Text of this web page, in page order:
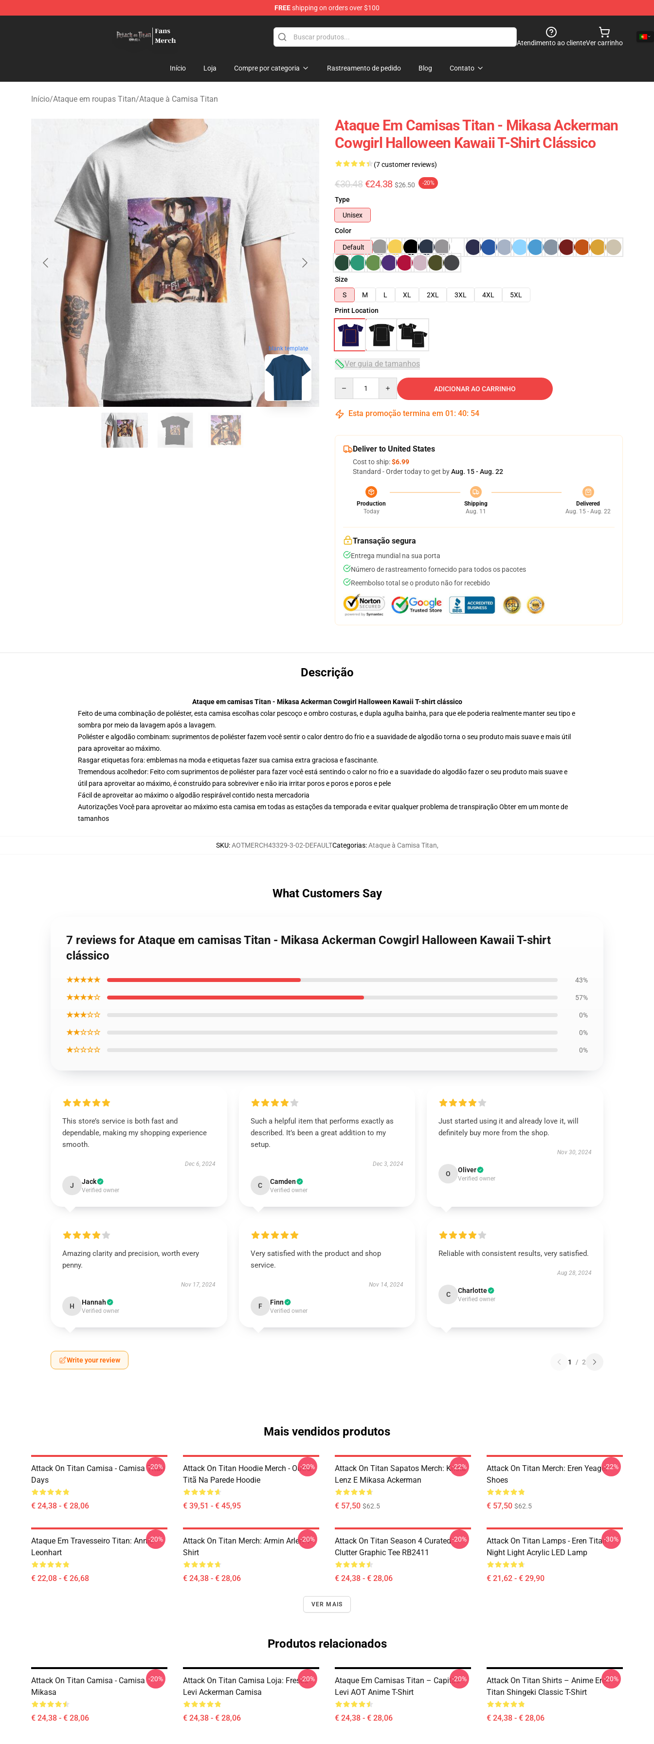
FREEshipping on orders over $100
Atendimento ao clienteVer carrinho
Início Loja Compre por categoria Rastreamento de pedido Blog Contato
Início/Ataque em roupas Titan/Ataque à Camisa Titan
blank template
Ataque Em Camisas Titan - Mikasa Ackerman
Cowgirl Halloween Kawaii T-Shirt Clássico
(7 customer reviews)
€30.48 €24.38 $26.50 -20%
Type
Unisex
Color
Default
Size
S
M L XL 2XL 3XL 4XL
5XL
Print Location
Ver guia de tamanhos
ADICIONAR AO CARRINHO
Esta promoção termina em 01 : 40: 53
Deliver to United States
Cost to ship:$6.99
Standard - Order today to get byAug. 15 - Aug. 22
Production
Today
Shipping
Aug. 11
Delivered
Aug. 15 - Aug. 22
Transação segura
Entrega mundial na sua porta
Número de rastreamento fornecido para todos os pacotes
Reembolso total se o produto não for recebido
Descrição
Ataque em camisas Titan - Mikasa Ackerman Cowgirl Halloween Kawaii T-shirt clássico
Feito de uma combinação de poliéster, esta camisa escolhas colar pescoço e ombro costuras, e dupla agulha bainha, para que ele poderia realmente manter seu tipo e
sombra por meio da lavagem após a lavagem.
Poliéster e algodão combinam: suprimentos de poliéster fazem você sentir o calor dentro do frio e a suavidade de algodão torna o seu produto mais suave e mais útil
para aproveitar ao máximo.
Rasgar etiquetas fora: emblemas na moda e etiquetas fazer sua camisa extra graciosa e fascinante.
Tremendous acolhedor: Feito com suprimentos de poliéster para fazer você está sentindo o calor no frio e a suavidade do algodão fazer o seu produto mais suave e
útil para aproveitar ao máximo, é construído para sobreviver e não iria irritar poros e poros e poros e pele
Fácil de aproveitar ao máximo o algodão respirável contido nesta mercadoria
Autorizações Você para aproveitar ao máximo esta camisa em todas as estações da temporada e evitar qualquer problema de transpiração Obter em um monte de
tamanhos
SKU:AOTMERCH43329-3-02-DEFAULTCategorias:Ataque à Camisa Titan,
What Customers Say
7 reviews for Ataque em camisas Titan - Mikasa Ackerman Cowgirl Halloween Kawaii T-shirt
clássico
★★★★★ 43%
★★★★☆ 57%
★★★☆☆ 0%
★★☆☆☆ 0%
★☆☆☆☆ 0%
This store’s service is both fast and
dependable, making my shopping experience
smooth.
Dec 6, 2024
J Jack
Verified owner
Such a helpful item that performs exactly as
described. It’s been a great addition to my
setup.
Dec 3, 2024
C Camden
Verified owner
Just started using it and already love it, will
definitely buy more from the shop.
Nov 30, 2024
O Oliver
Verified owner
Amazing clarity and precision, worth every
penny.
Nov 17, 2024
H Hannah
Verified owner
Very satisfied with the product and shop
service.
Nov 14, 2024
F Finn
Verified owner
Reliable with consistent results, very satisfied.
Aug 28, 2024
C Charlotte
Verified owner
Write your review 1 / 2
Mais vendidos produtos
Attack On Titan Camisa - Camisa Titan
Days
€ 24,38 - € 28,06
-20%
Attack On Titan Hoodie Merch - Outro
Titã Na Parede Hoodie
€ 39,51 - € 45,95
-20%
Attack On Titan Sapatos Merch: Krista
Lenz E Mikasa Ackerman
€ 57,50 $62.5
-22%
Attack On Titan Merch: Eren Yeager
Shoes
€ 57,50 $62.5
-22%
Ataque Em Travesseiro Titan: Annie
Leonhart
€ 22,08 - € 26,68
-20%
Attack On Titan Merch: Armin Arlert T-
Shirt
€ 24,38 - € 28,06
-20%
Attack On Titan Season 4 Curated
Clutter Graphic Tee RB2411
€ 24,38 - € 28,06
-20%
Attack On Titan Lamps - Eren Titan
Night Light Acrylic LED Lamp
€ 21,62 - € 29,90
-30%
VER MAIS
Produtos relacionados
Attack On Titan Camisa - Camisa
Mikasa
€ 24,38 - € 28,06
-20%
Attack On Titan Camisa Loja: Fresco
Levi Ackerman Camisa
€ 24,38 - € 28,06
-20%
Ataque Em Camisas Titan – Capitão
Levi AOT Anime T-Shirt
€ 24,38 - € 28,06
-20%
Attack On Titan Shirts – Anime Eren
Titan Shingeki Classic T-Shirt
€ 24,38 - € 28,06
-20%